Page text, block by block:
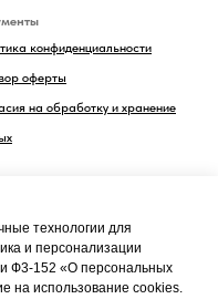
технологии для
и персонализации
Ф3-152 «О персональных
на использование cookies.
конфиденциальности
оферты
на обработку и хранение